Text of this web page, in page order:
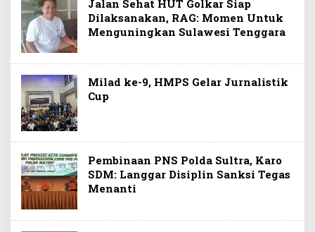
Jalan Sehat HUT Golkar Siap
Dilaksanakan, RAG: Momen Untuk
Menguningkan Sulawesi Tenggara
Milad ke-9, HMPS Gelar Jurnalistik
Cup
Pembinaan PNS Polda Sultra, Karo
SDM: Langgar Disiplin Sanksi Tegas
Menanti